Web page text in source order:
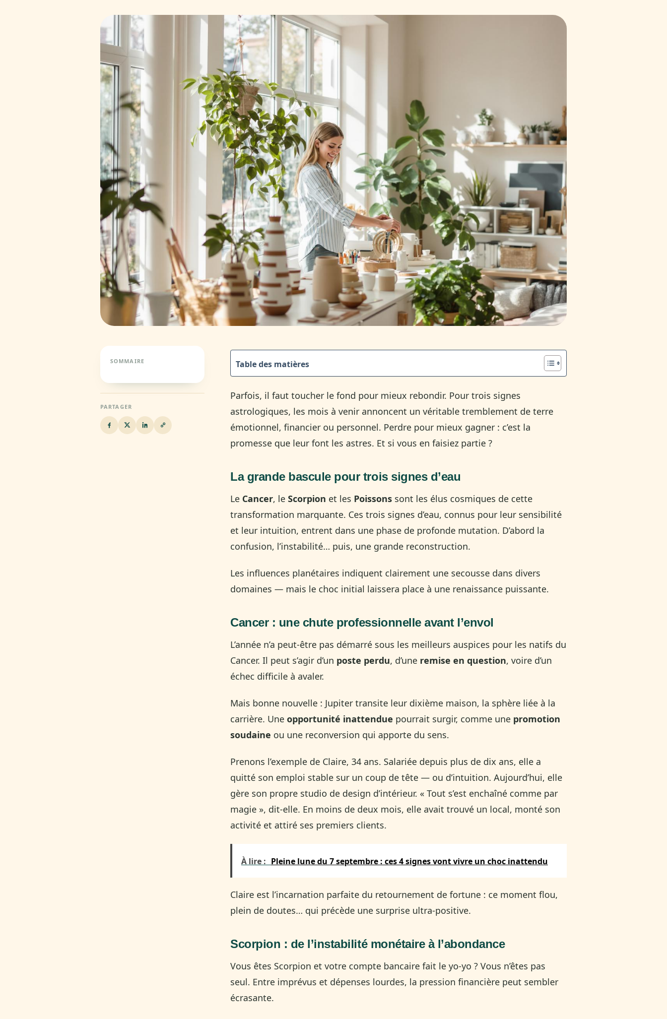
SOMMAIRE
PARTAGER
Table des matières
Parfois, il faut toucher le fond pour mieux rebondir. Pour trois signes
astrologiques, les mois à venir annoncent un véritable tremblement de terre
émotionnel, financier ou personnel. Perdre pour mieux gagner : c’est la
promesse que leur font les astres. Et si vous en faisiez partie ?
La grande bascule pour trois signes d’eau
Le Cancer, le Scorpion et les Poissons sont les élus cosmiques de cette
transformation marquante. Ces trois signes d’eau, connus pour leur sensibilité
et leur intuition, entrent dans une phase de profonde mutation. D’abord la
confusion, l’instabilité… puis, une grande reconstruction.
Les influences planétaires indiquent clairement une secousse dans divers
domaines — mais le choc initial laissera place à une renaissance puissante.
Cancer: une chute professionnelle avant l’envol
L’année n’a peut-être pas démarré sous les meilleurs auspices pour les natifs du
Cancer. Il peut s’agir d’un poste perdu, d’une remise en question, voire d’un
échec difficile à avaler.
Mais bonne nouvelle : Jupiter transite leur dixième maison, la sphère liée à la
carrière. Une opportunité inattendue pourrait surgir, comme une promotion
soudaine ou une reconversion qui apporte du sens.
Prenons l’exemple de Claire, 34 ans. Salariée depuis plus de dix ans, elle a
quitté son emploi stable sur un coup de tête — ou d’intuition. Aujourd’hui, elle
gère son propre studio de design d’intérieur. « Tout s’est enchaîné comme par
magie », dit-elle. En moins de deux mois, elle avait trouvé un local, monté son
activité et attiré ses premiers clients.
À lire : Pleine lune du 7 septembre : ces 4 signes vont vivre un choc inattendu
Claire est l’incarnation parfaite du retournement de fortune : ce moment flou,
plein de doutes… qui précède une surprise ultra-positive.
Scorpion : de l’instabilité monétaire à l’abondance
Vous êtes Scorpion et votre compte bancaire fait le yo-yo ? Vous n’êtes pas
seul. Entre imprévus et dépenses lourdes, la pression financière peut sembler
écrasante.